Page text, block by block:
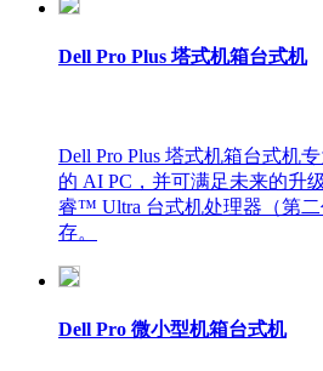
Dell Pro Plus 塔式机箱台式机
Dell Pro Plus 塔式机箱台式机
的 AI PC，并可满足未来的升
睿™ Ultra 台式机处理器（第二
存。
Dell Pro 微小型机箱台式机